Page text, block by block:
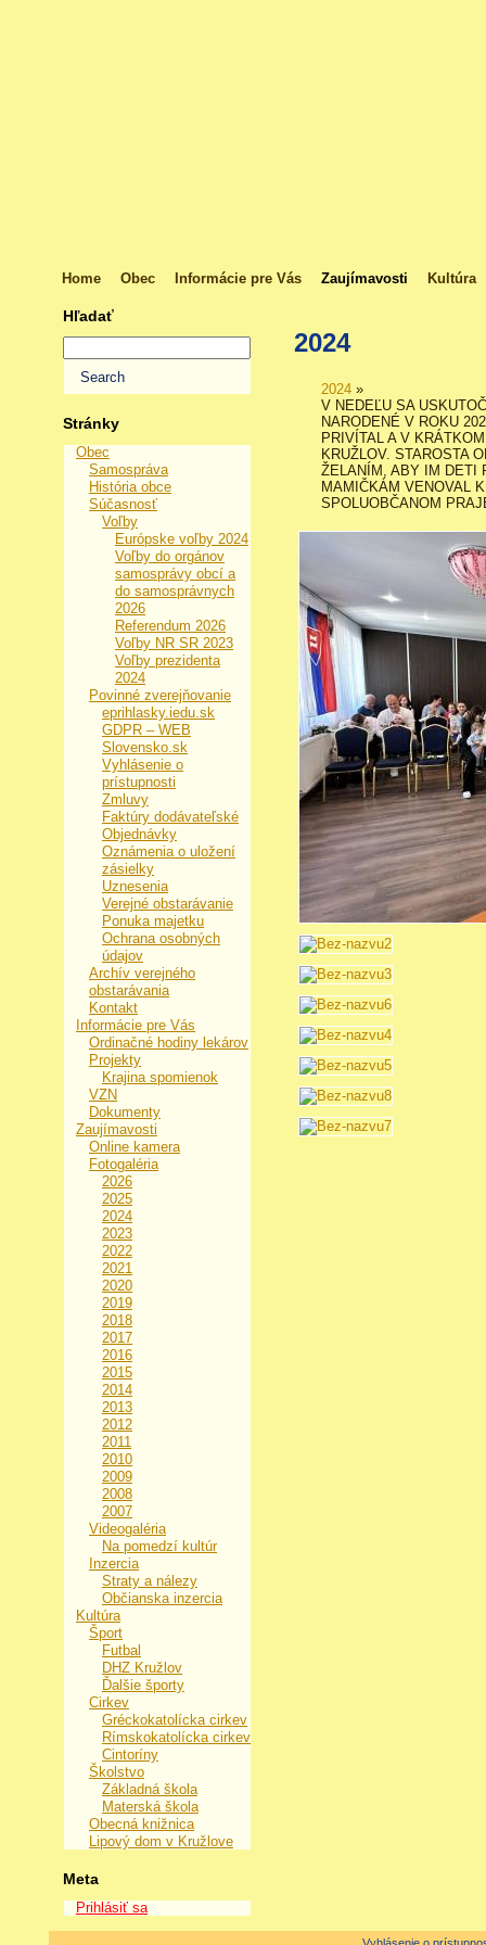
Home Obec Informácie pre Vás Zaujímavosti Kultúra
Hľadať
Stránky
Obec
Samospráva
História obce
Súčasnosť
Voľby
Európske voľby 2024
Voľby do orgánov
samosprávy obcí a
do samosprávnych
2026
Referendum 2026
Voľby NR SR 2023
Voľby prezidenta
2024
Povinné zverejňovanie
eprihlasky.iedu.sk
GDPR – WEB
Slovensko.sk
Vyhlásenie o
prístupnosti
Zmluvy
Faktúry dodávateľské
Objednávky
Oznámenia o uložení
zásielky
Uznesenia
Verejné obstarávanie
Ponuka majetku
Ochrana osobných
údajov
Archív verejného
obstarávania
Kontakt
Informácie pre Vás
Ordinačné hodiny lekárov
Projekty
Krajina spomienok
VZN
Dokumenty
Zaujímavosti
Online kamera
Fotogaléria
2026
2025
2024
2023
2022
2021
2020
2019
2018
2017
2016
2015
2014
2013
2012
2011
2010
2009
2008
2007
Videogaléria
Na pomedzí kultúr
Inzercia
Straty a nálezy
Občianska inzercia
Kultúra
Šport
Futbal
DHZ Kružlov
Ďalšie športy
Cirkev
Gréckokatolícka cirkev
Rímskokatolícka cirkev
Cintoríny
Školstvo
Základná škola
Materská škola
Obecná knižnica
Lipový dom v Kružlove
Meta
Prihlásiť sa
2024
2024 »
V NEDEĽU SA
NARODENÉ V ROKU
PRIVÍTAL A V
KRUŽLOV. STAROSTA
ŽELANÍM, ABY IM DETI
MAMIČKÁM VENOVAL
SPOLUOBČANOM